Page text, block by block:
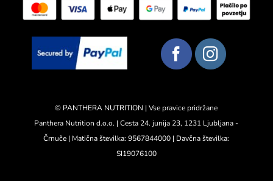
© PANTHERA NUTRITION | Vse pravice pridržane
Panthera Nutrition d.o.o. | Cesta 24. junija 23, 1231 Ljubljana -
Črnuče | Matična številka: 9567844000 | Davčna številka:
SI19076100